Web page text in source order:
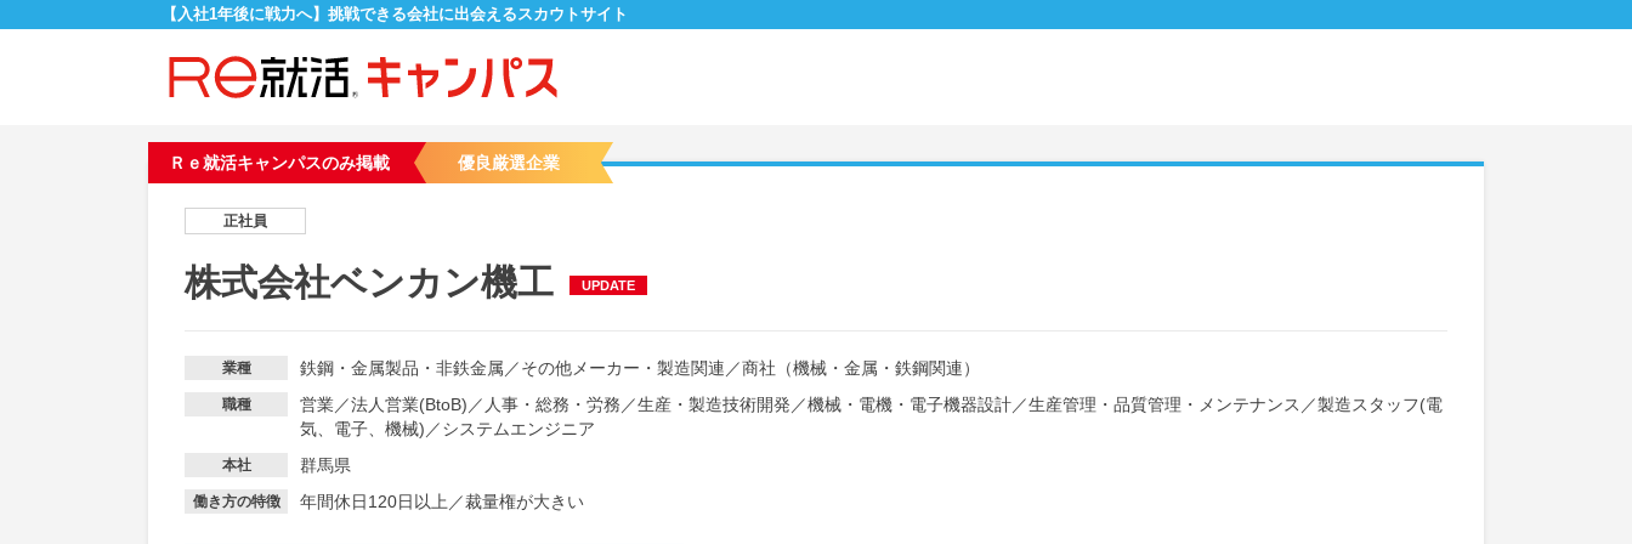
【入社1年後に戦力へ】挑戦できる会社に出会えるスカウトサイト
Ｒｅ就活キャンパスのみ掲載 優良厳選企業
正社員
株式会社ベンカン機工 UPDATE
業種 鉄鋼・金属製品・非鉄金属 ／その他メーカー・製造関連 ／商社（機械・金属・鉄鋼関連）
職種 営業／法人営業(BtoB) ／ 人事・総務・労務 ／生産・製造技術開発 ／機械・電機・電子機器設計／生産管理・品質管理・メンテナンス ／製造スタッフ(電
気、電子、機械) ／システムエンジニア
本社 群馬県
働き方の特徴 年間休日120日以上 ／裁量権が大きい